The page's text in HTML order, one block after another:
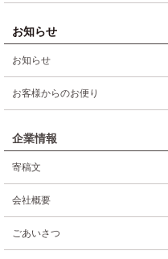
お知らせ
お知らせ
お客様からのお便り
企業情報
寄稿文
会社概要
ごあいさつ